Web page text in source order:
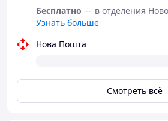
Бесплатно — в отделения
Узнать больше
Нова Пошта
Смотреть всё